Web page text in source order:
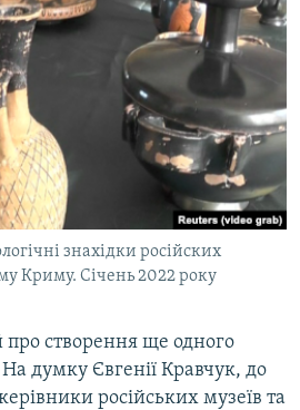
знахідки російских
Криму. Січень 2022 року
про створення ще одного
думку Євгенії Кравчук, до
російських музеїв та